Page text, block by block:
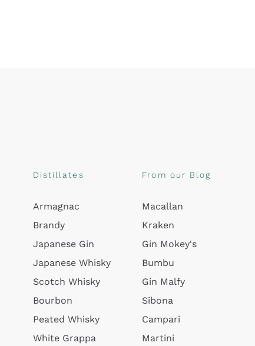
Distillates
Armagnac
Brandy
Japanese Gin
Japanese Whisky
Scotch Whisky
Bourbon
Peated Whisky
White Grappa
From our Blog
Macallan
Kraken
Gin Mokey's
Bumbu
Gin Malfy
Sibona
Campari
Martini